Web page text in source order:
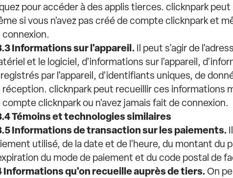
pour accéder à des applis tierces. clicknpark
si vous n'avez pas créé de compte clicknpark et
connexion.
Informations sur l'appareil. Il peut s'agir de
et le logiciel, d'informations sur l'appareil,
par l'appareil, d'identifiants uniques, de
réception. clicknpark peut recueillir ces informations
compte clicknpark ou n'avez jamais fait de connexion.
Témoins et technologies similaires
Informations de transaction sur les paiements.
utilisé, de la date et de l'heure, du montant du
du mode de paiement et du code postal de
Informations qu'on recueille auprès de tiers.On